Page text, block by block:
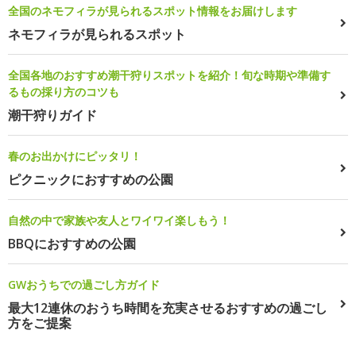
全国のネモフィラが見られるスポット情報をお届けします
ネモフィラが見られるスポット
全国各地のおすすめ潮干狩りスポットを紹介！旬な時期や準備す
るもの採り方のコツも
潮干狩りガイド
春のお出かけにピッタリ！
ピクニックにおすすめの公園
自然の中で家族や友人とワイワイ楽しもう！
BBQにおすすめの公園
GWおうちでの過ごし方ガイド
最大12連休のおうち時間を充実させるおすすめの過ごし
方をご提案